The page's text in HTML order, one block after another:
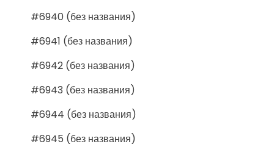
#6940 (без названия)
#6941 (без названия)
#6942 (без названия)
#6943 (без названия)
#6944 (без названия)
#6945 (без названия)